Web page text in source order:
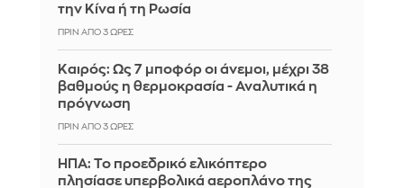
την Κίνα ή τη Ρωσία
ΠΡΙΝ ΑΠΌ 3 ΏΡΕΣ
Καιρός: Ως 7 μποφόρ οι άνεμοι, μέχρι 38
βαθμούς η θερμοκρασία - Αναλυτικά η
πρόγνωση
ΠΡΙΝ ΑΠΌ 3 ΏΡΕΣ
ΗΠΑ: Το προεδρικό ελικόπτερο
πλησίασε υπερβολικά αεροπλάνο της